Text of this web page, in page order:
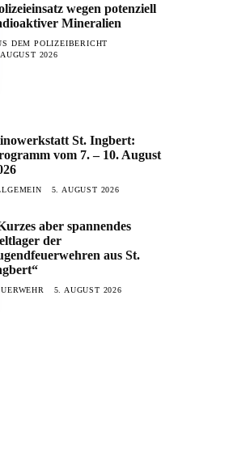
wegen potenziell
Mineralien
DEM POLIZEIBERICHT
2026
St. Ingbert:
vom 7. – 10. August
5. AUGUST 2026
aber spannendes
der
aus St.
5. AUGUST 2026